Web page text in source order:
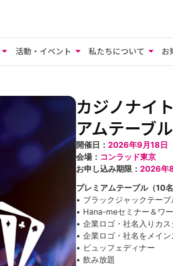
活動・イベント 私たちについて お
カジノナイ
アムテーブル
開催日： 2026年9月18日
会場： コンラッド東京
お申し込み期限： 2026年8
プレミアムテーブル（10名
• ブラックジャックテー
• Hana-meセミナー＆ワ
• 企業ロゴ・社名入りカ
• 企業ロゴ・社名をメイ
• ビュッフェディナー
• 飲み放題